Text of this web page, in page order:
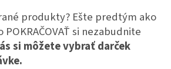
produkty? Ešte predtým ako
si nezabudnite
si môžete vybrať darček